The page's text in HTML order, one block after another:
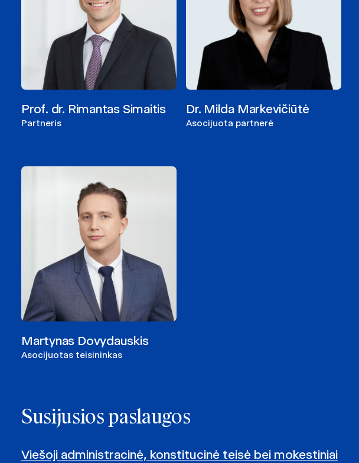
Prof. dr. Rimantas Simaitis
Partneris
Dr. Milda Markevičiūtė
Asocijuota partnerė
Martynas Dovydauskis
Asocijuotas teisininkas
Susijusios paslaugos
Viešoji administracinė, konstitucinė teisė bei mokestiniai